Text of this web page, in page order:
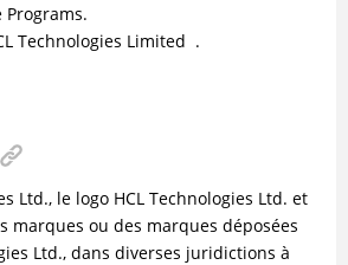
Programs.
Technologies Limited .
Ltd., le logo HCL Technologies Ltd. et
marques ou des marques déposées
Ltd., dans diverses juridictions à